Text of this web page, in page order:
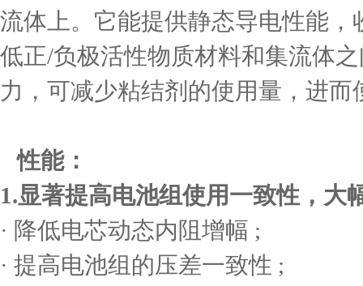
流体上。它能提供静态导电性能
低正/负极活性物质材料和集流体
力，可减少粘结剂的使用量，进
性能：
1.显著提高电池组使用一致性，大
· 降低电芯动态内阻增幅 ;
· 提高电池组的压差一致性 ;